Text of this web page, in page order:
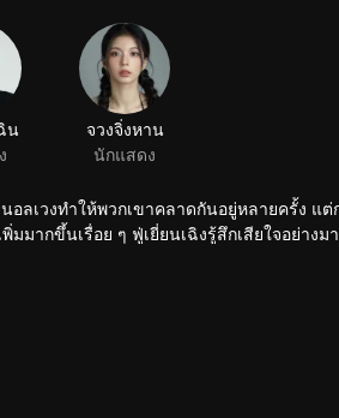
น
จวงจิ่งหาน
นักแสดง
อลเวงทำให้พวกเขาคลาดกันอยู่หลายครั้ง แต่
ากขึ้นเรื่อย ๆ ฟู่เยี่ยนเฉิงรู้สึกเสียใจอย่างมา